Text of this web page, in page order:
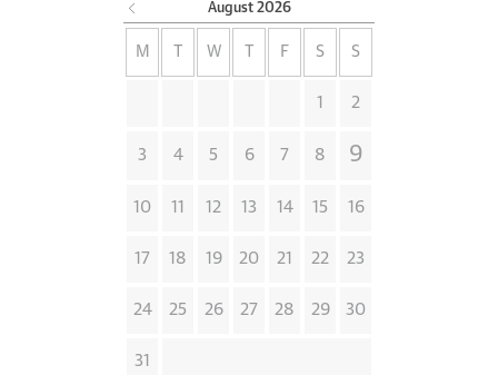
August 2026
M W F S S
1 2
3 4 5 6 7 8 9
10 11 12 13 14 15 16
17 18 19 20 21 22 23
24 25 26 27 28 29 30
31